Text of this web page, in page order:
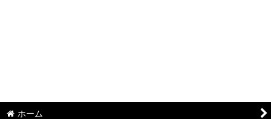
ホーム